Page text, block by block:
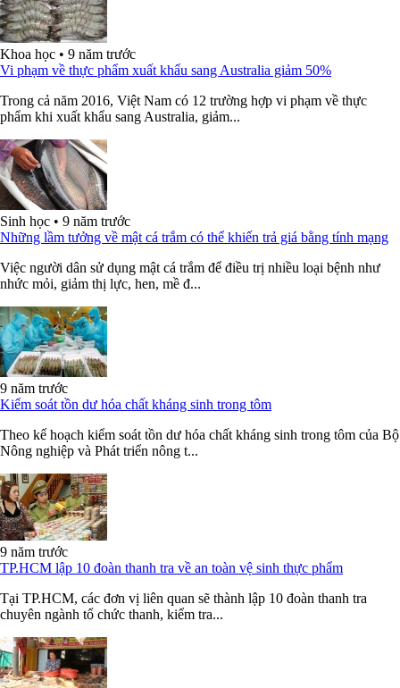
Khoa học • 9 năm trước
Vi phạm về thực phẩm xuất khẩu sang Australia giảm 50%
Trong cả năm 2016, Việt Nam có 12 trường hợp vi phạm về thực
phẩm khi xuất khẩu sang Australia, giảm...
Sinh học • 9 năm trước
Những lầm tưởng về mật cá trắm có thể khiến trả giá bằng tính mạng
Việc người dân sử dụng mật cá trắm để điều trị nhiều loại bệnh như
nhức mỏi, giảm thị lực, hen, mề đ...
9 năm trước
Kiểm soát tồn dư hóa chất kháng sinh trong tôm
Theo kế hoạch kiểm soát tồn dư hóa chất kháng sinh trong tôm của Bộ
Nông nghiệp và Phát triển nông t...
9 năm trước
TP.HCM lập 10 đoàn thanh tra về an toàn vệ sinh thực phẩm
Tại TP.HCM, các đơn vị liên quan sẽ thành lập 10 đoàn thanh tra
chuyên ngành tổ chức thanh, kiểm tra...